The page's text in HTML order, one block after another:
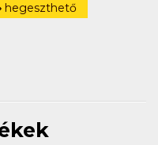
hegeszthető